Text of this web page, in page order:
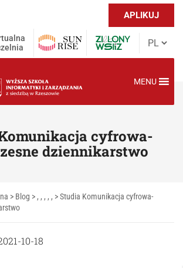
APLIKUJ
MENU
cyfrowa-
dziennikarstwo
> Blog > , , , , , >Studia Komunikacja cyfrowa-
10-18